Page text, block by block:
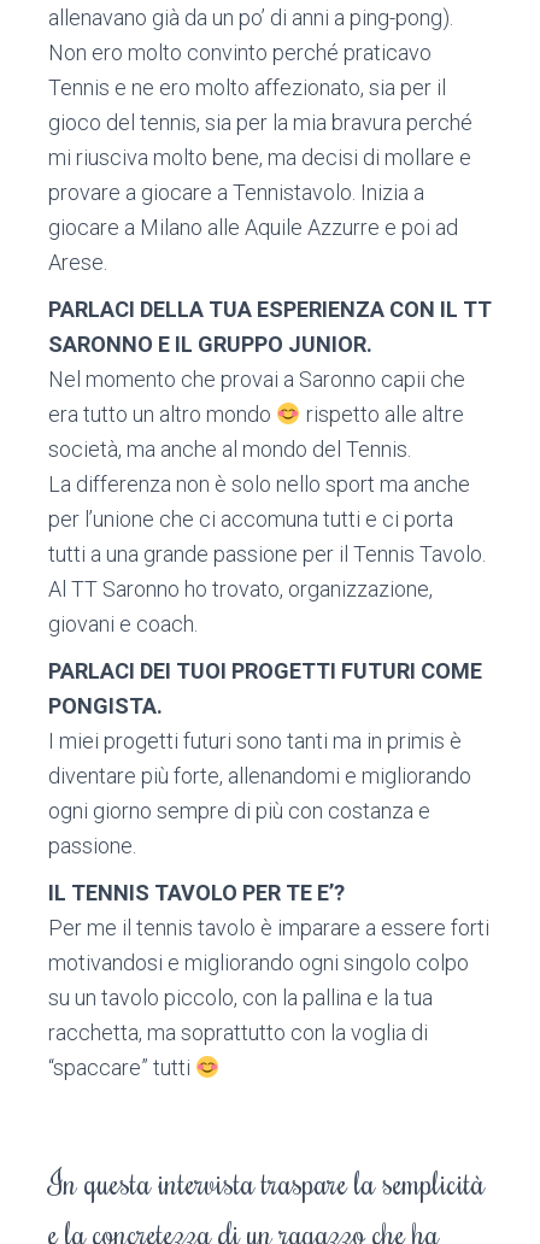
allenavano già da un po’ di anni a ping-pong).
Non ero molto convinto perché praticavo
Tennis e ne ero molto affezionato, sia per il
gioco del tennis, sia per la mia bravura perché
mi riusciva molto bene, ma decisi di mollare e
provare a giocare a Tennistavolo. Inizia a
giocare a Milano alle Aquile Azzurre e poi ad
Arese.
PARLACI DELLA TUA ESPERIENZA CON IL TT
SARONNO E IL GRUPPO JUNIOR.
Nel momento che provai a Saronno capii che
era tutto un altro mondo
rispetto alle altre
società, ma anche al mondo del Tennis.
La differenza non è solo nello sport ma anche
per l’unione che ci accomuna tutti e ci porta
tutti a una grande passione per il Tennis Tavolo.
Al TT Saronno ho trovato, organizzazione,
giovani e coach.
PARLACI DEI TUOI PROGETTI FUTURI COME
PONGISTA.
I miei progetti futuri sono tanti ma in primis è
diventare più forte, allenandomi e migliorando
ogni giorno sempre di più con costanza e
passione.
IL TENNIS TAVOLO PER TE E’?
Per me il tennis tavolo è imparare a essere forti
motivandosi e migliorando ogni singolo colpo
su un tavolo piccolo, con la pallina e la tua
racchetta, ma soprattutto con la voglia di
“spaccare” tutti
In questa intervista traspare la semplicità
e la concretezza di un ragazzo che ha